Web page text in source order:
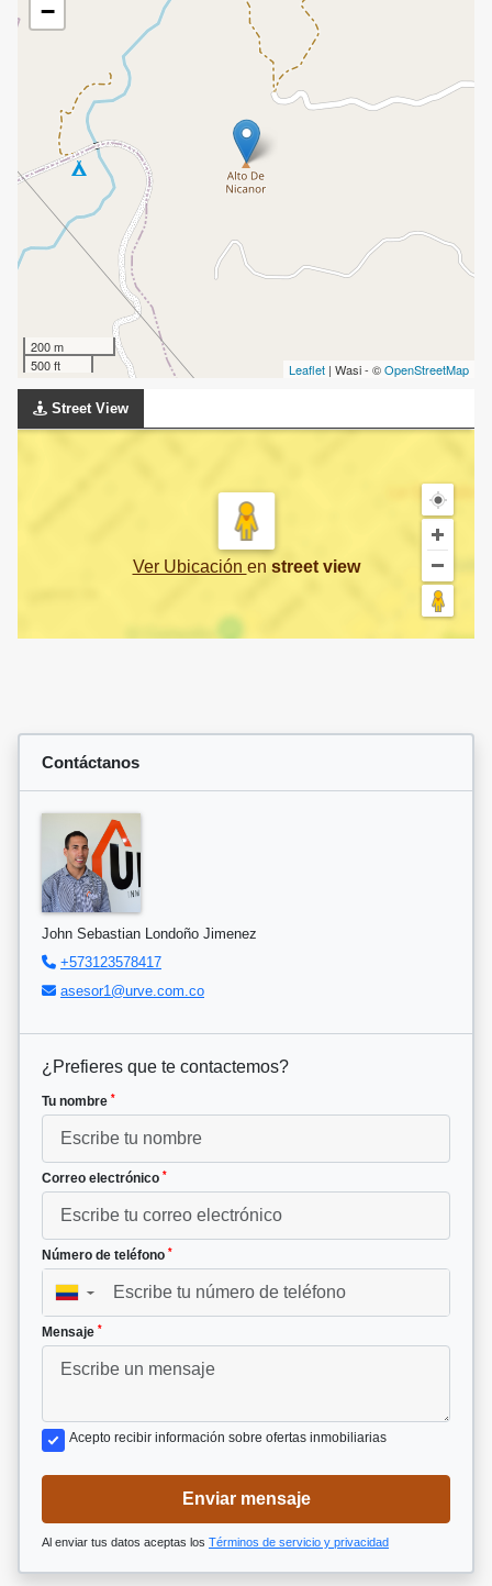
−
200 m
500 ft
Leaflet | Wasi - ©OpenStreetMap
Street View
Ver Ubicación en street view
Contáctanos
John Sebastian Londoño Jimenez
+573123578417
asesor1@urve.com.co
¿Prefieres que te contactemos?
Tu nombre *
Correo electrónico *
Número de teléfono *
▼
Mensaje *
Acepto recibir información sobre ofertas inmobiliarias
Enviar mensaje
Al enviar tus datos aceptas los Términos de servicio y privacidad